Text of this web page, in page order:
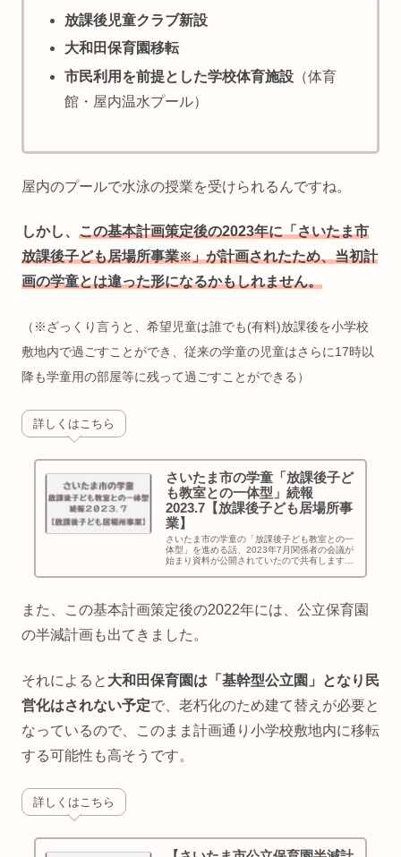
放課後児童クラブ新設
大和田保育園移転
市民利用を前提とした学校体育施設 （体育
館・屋内温水プール）
屋内のプールで水泳の授業を受けられるんですね。
しかし、 この基本計画策定後の2023年に「さいたま市
放課後子ども居場所事業※」が計画されたため、当初計
画の学童とは違った形になるかもしれません。
（※ざっくり言うと、希望児童は誰でも(有料)放課後を小学校
敷地内で過ごすことができ、従来の学童の児童はさらに17時以
降も学童用の部屋等に残って過ごすことができる）
詳しくはこちら
さいたま市の学童「放課後子ど
も教室との一体型」続報
2023.7【放課後子ども居場所事
業】
さいたま市の学童の「放課後子ども教室との一
体型」を進める話、2023年7月関係者の会議が
始まり資料が公開されていたので共有します。
また、この基本計画策定後の2022年には、公立保育園
の半減計画も出てきました。
それによると 大和田保育園は「基幹型公立園」となり民
営化はされない予定で、老朽化のため建て替えが必要と
なっているので、このまま計画通り小学校敷地内に移転
する可能性も高そうです。
詳しくはこちら